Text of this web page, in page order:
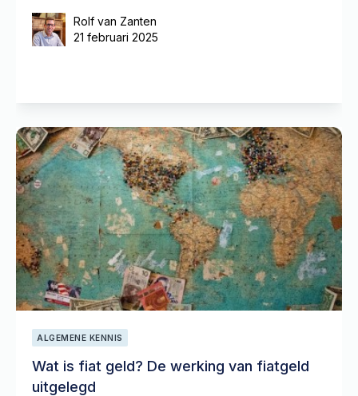
Rolf van Zanten
21 februari 2025
ALGEMENE KENNIS
Wat is fiat geld? De werking van fiatgeld
uitgelegd